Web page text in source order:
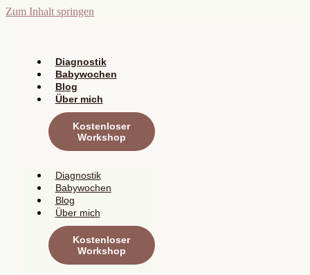
Zum Inhalt springen
Diagnostik
Babywochen
Blog
Über mich
Kostenloser
Workshop
Diagnostik
Babywochen
Blog
Über mich
Kostenloser
Workshop